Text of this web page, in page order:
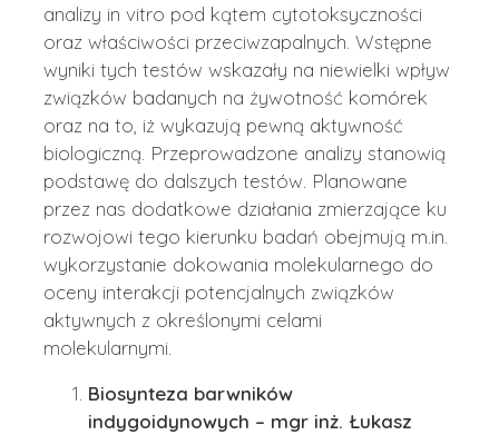
analizy in vitro pod kątem cytotoksyczności
oraz właściwości przeciwzapalnych. Wstępne
wyniki tych testów wskazały na niewielki wpływ
związków badanych na żywotność komórek
oraz na to, iż wykazują pewną aktywność
biologiczną. Przeprowadzone analizy stanowią
podstawę do dalszych testów. Planowane
przez nas dodatkowe działania zmierzające ku
rozwojowi tego kierunku badań obejmują m.in.
wykorzystanie dokowania molekularnego do
oceny interakcji potencjalnych związków
aktywnych z określonymi celami
molekularnymi.
Biosynteza barwników
indygoidynowych – mgr inż. Łukasz